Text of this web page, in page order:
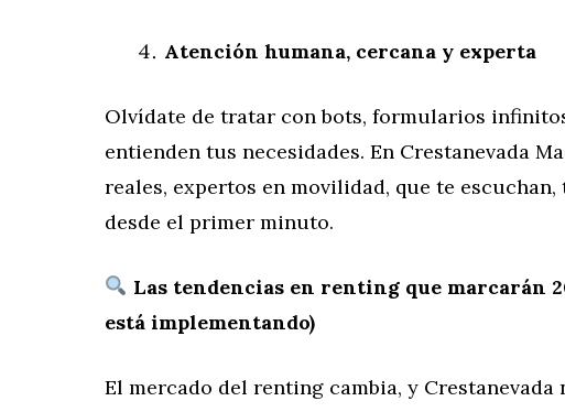
Atención humana, cercana y experta
Olvídate de tratar con bots, formularios
entienden tus necesidades. En Crestanevada
reales, expertos en movilidad, que te
desde el primer minuto.
Las tendencias en renting que marcarán
está implementando)
El mercado del renting cambia, y Crestanevada